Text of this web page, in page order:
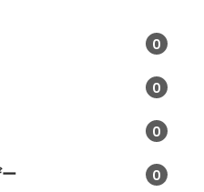
0
0
0
0